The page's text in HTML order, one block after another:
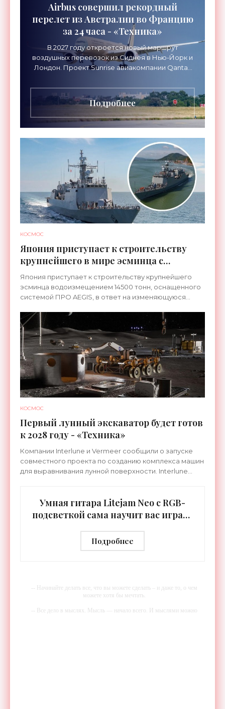
Airbus совершил рекордный
перелет из Австралии во Францию
за 24 часа - «Техника»
В 2027 году откроется новый маршрут
воздушных перевозок из Сиднея в Нью-Йорк и
Лондон. Проект Sunrise авиакомпании Qantas
длительностью до 24
Подробнее
КОСМОС
Япония приступает к строительству
крупнейшего в мире эсминца с
системой ПРО AEGIS - «Оружие»
Япония приступает к строительству крупнейшего
эсминца водоизмещением 14500 тонн, оснащенного
системой ПРО AEGIS, в ответ на изменяющуюся
ракетные
КОСМОС
Первый лунный экскаватор будет готов
к 2028 году - «Техника»
Компании Interlune и Vermeer сообщили о запуске
совместного проекта по созданию комплекса машин
для выравнивания лунной поверхности. Interlune
Умная гитара Litejam Neo с RGB-
подсветкой сама научит вас играть
Подробнее
-- Начинайте делать все, что вы можете сделать – и даже то, о чем
можете хотя бы мечтать.
-- Все дело в мыслях. Мысль — начало всего. И мыслями можно